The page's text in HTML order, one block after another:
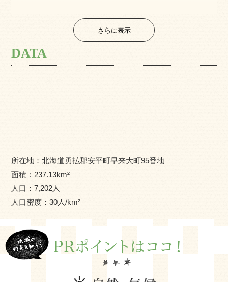
ユニセフが推進する「子どもにやさしいまちづくり事業
（CFCI）」の実践自治体として認定され、子どもを主役に
考えた町づくりを行っています。また、町独自の「あびら
さらに表示
DATA
所在地：北海道勇払郡安平町早来大町95番地
面積： 237.13km²
人口：7,202人
人口密度：30人/km²